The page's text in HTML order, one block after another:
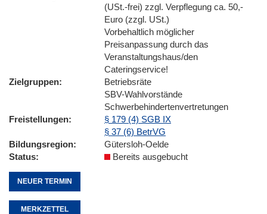
(USt.-frei) zzgl. Verpflegung ca. 50,-
Euro (zzgl. USt.)
Vorbehaltlich möglicher
Preisanpassung durch das
Veranstaltungshaus/den
Cateringservice!
Zielgruppen
Betriebsräte
SBV-Wahlvorstände
Schwerbehindertenvertretungen
Freistellungen
§ 179 (4) SGB IX
§ 37 (6) BetrVG
Bildungsregion
Gütersloh-Oelde
Status
Bereits ausgebucht
NEUER TERMIN
MERKZETTEL